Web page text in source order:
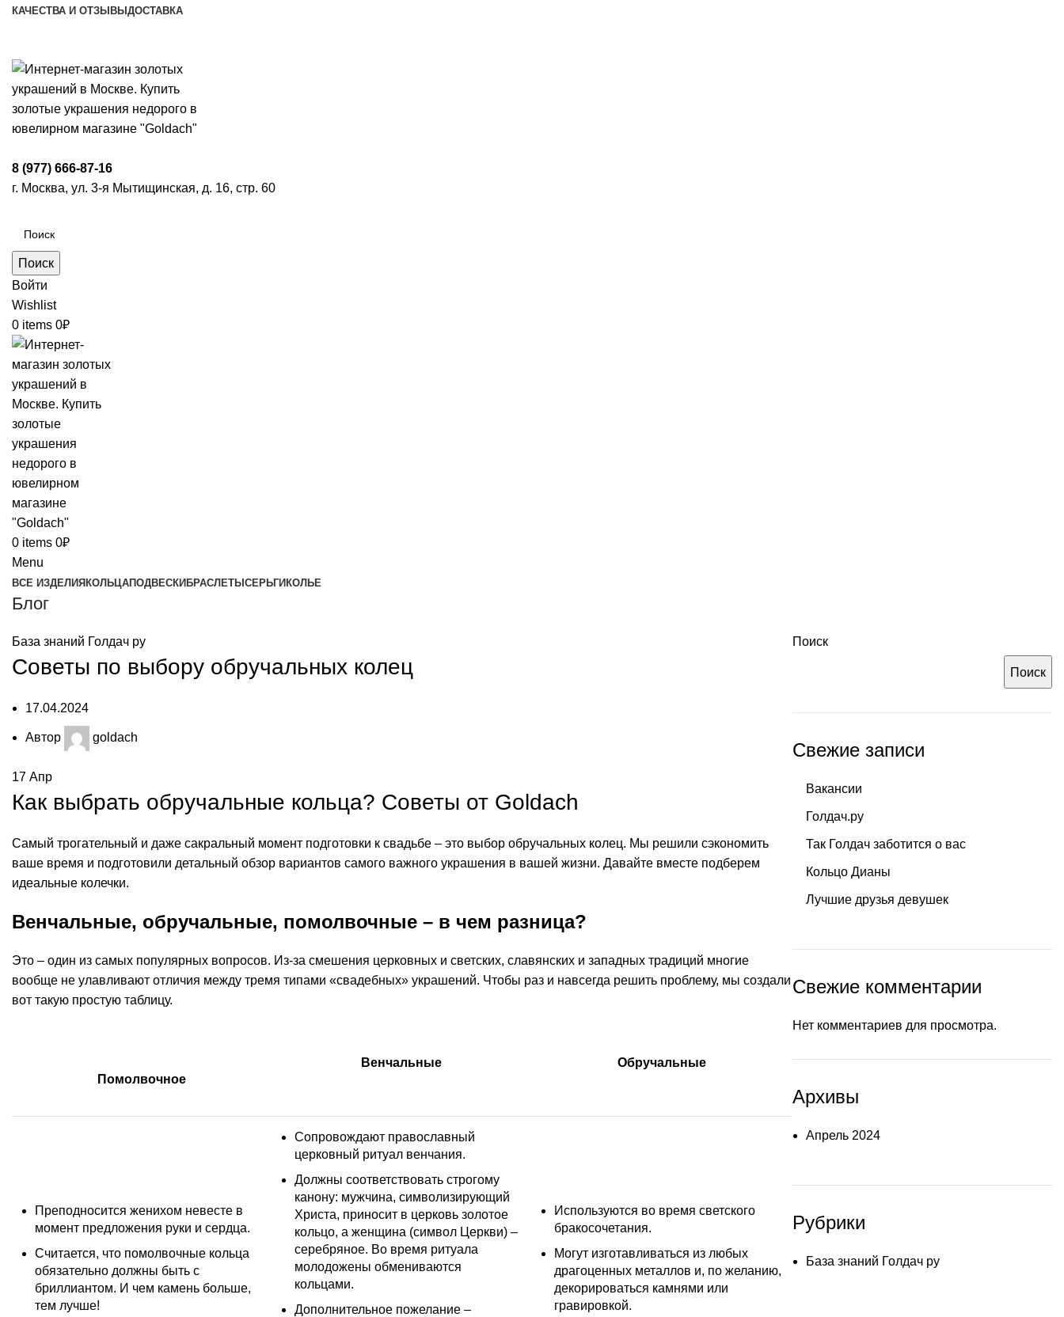
КАЧЕСТВА И ОТЗЫВЫ ДОСТАВКА
8 (977) 666-87-16
г. Москва, ул. 3-я Мытищинская, д. 16, стр. 60
Поиск
Войти
Wishlist
0 items 0₽
0 items 0₽
Menu
ВСЕ ИЗДЕЛИЯ КОЛЬЦАПОДВЕСКИ БРАСЛЕТЫ СЕРЬГИ КОЛЬЕ
Блог
База знаний Голдач ру
Советы по выбору обручальных колец
17.04.2024
Автор goldach
17 Апр
Как выбрать обручальные кольца? Советы от Goldach
Самый трогательный и даже сакральный момент подготовки к свадьбе – это выбор обручальных колец. Мы решили сэкономить
ваше время и подготовили детальный обзор вариантов самого важного украшения в вашей жизни. Давайте вместе подберем
идеальные колечки.
Венчальные, обручальные, помолвочные – в чем разница?
Это – один из самых популярных вопросов. Из-за смешения церковных и светских, славянских и западных традиций многие
вообще не улавливают отличия между тремя типами «свадебных» украшений. Чтобы раз и навсегда решить проблему, мы создали
вот такую простую таблицу.
Помолвочное
Венчальные Обручальные
Преподносится женихом невесте в
момент предложения руки и сердца.
Считается, что помолвочные кольца
обязательно должны быть с
бриллиантом. И чем камень больше,
тем лучше!
Сопровождают православный
церковный ритуал венчания.
Должны соответствовать строгому
канону: мужчина, символизирующий
Христа, приносит в церковь золотое
кольцо, а женщина (символ Церкви) –
серебряное. Во время ритуала
молодожены обмениваются
кольцами.
Дополнительное пожелание –
Используются во время светского
бракосочетания.
Могут изготавливаться из любых
драгоценных металлов и, по желанию,
декорироваться камнями или
гравировкой.
Поиск
Поиск
Свежие записи
Вакансии
Голдач.ру
Так Голдач заботится о вас
Кольцо Дианы
Лучшие друзья девушек
Свежие комментарии
Нет комментариев для просмотра.
Архивы
Апрель 2024
Рубрики
База знаний Голдач ру